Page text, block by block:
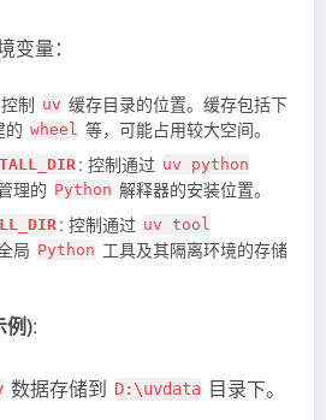
变量：
制 uv 缓存目录的位置。缓存包括下
的 wheel 等，可能占用较大空间。
: 控制通过 uv python
理的 Python 解释器的安装位置。
: 控制通过 uv tool
局 Python 工具及其隔离环境的存储
例):
数据存储到 D:\uvdata 目录下。